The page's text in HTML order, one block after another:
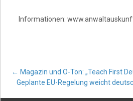
Informationen:
Post
← Magazin und O-Ton: „Teach First
Geplante EU-Regelung weicht